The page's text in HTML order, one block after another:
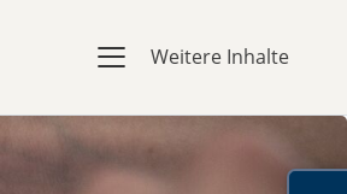
Weitere Inhalte